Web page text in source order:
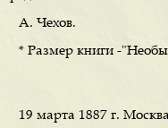
А. Чехов.
* Размер книги -
19 марта 1887 г.